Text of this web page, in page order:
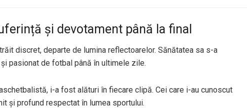
și devotament până la final
discret, departe de lumina reflectoarelor. Sănătatea sa s-a
pasionat de fotbal până în ultimele zile.
i-a fost alături în fiecare clipă. Cei care i-au cunoscut
și profund respectat în lumea sportului.